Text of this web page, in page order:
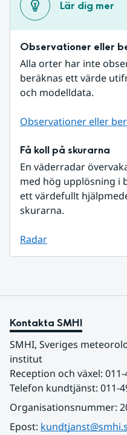
Lär dig mer
Observationer eller
Alla orter har inte
beräknas ett värde
och modelldata.
Observationer eller
Få koll på skurarna
En väderradar
med hög upplösning i
ett värdefullt
skurarna.
Radar
Kontakta SMHI
SMHI, Sveriges
institut
Reception och växel: 011-
Telefon kundtjänst: 011-
Organisationsnummer:
Epost: